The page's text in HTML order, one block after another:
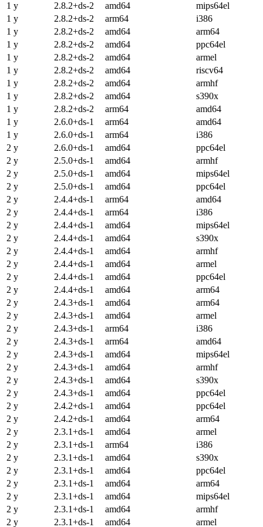
1 y
2.8.2+ds-2 amd64
mips64el
1 y
2.8.2+ds-2 arm64
i386
1 y
2.8.2+ds-2 amd64
arm64
1 y
2.8.2+ds-2 amd64
ppc64el
1 y
2.8.2+ds-2 amd64
armel
1 y
2.8.2+ds-2 amd64
riscv64
1 y
2.8.2+ds-2 amd64
armhf
1 y
2.8.2+ds-2 amd64
s390x
1 y
2.8.2+ds-2 arm64
amd64
1 y
2.6.0+ds-1 arm64
amd64
1 y
2.6.0+ds-1 arm64
i386
2 y
2.6.0+ds-1 amd64
ppc64el
2 y
2.5.0+ds-1 amd64
armhf
2 y
2.5.0+ds-1 amd64
mips64el
2 y
2.5.0+ds-1 amd64
ppc64el
2 y
2.4.4+ds-1 arm64
amd64
2 y
2.4.4+ds-1 arm64
i386
2 y
2.4.4+ds-1 amd64
mips64el
2 y
2.4.4+ds-1 amd64
s390x
2 y
2.4.4+ds-1 amd64
armhf
2 y
2.4.4+ds-1 amd64
armel
2 y
2.4.4+ds-1 amd64
ppc64el
2 y
2.4.4+ds-1 amd64
arm64
2 y
2.4.3+ds-1 amd64
arm64
2 y
2.4.3+ds-1 amd64
armel
2 y
2.4.3+ds-1 arm64
i386
2 y
2.4.3+ds-1 arm64
amd64
2 y
2.4.3+ds-1 amd64
mips64el
2 y
2.4.3+ds-1 amd64
armhf
2 y
2.4.3+ds-1 amd64
s390x
2 y
2.4.3+ds-1 amd64
ppc64el
2 y
2.4.2+ds-1 amd64
ppc64el
2 y
2.4.2+ds-1 amd64
arm64
2 y
2.3.1+ds-1 amd64
armel
2 y
2.3.1+ds-1 arm64
i386
2 y
2.3.1+ds-1 amd64
s390x
2 y
2.3.1+ds-1 amd64
ppc64el
2 y
2.3.1+ds-1 amd64
arm64
2 y
2.3.1+ds-1 amd64
mips64el
2 y
2.3.1+ds-1 amd64
armhf
2 y
2.3.1+ds-1 amd64 armel